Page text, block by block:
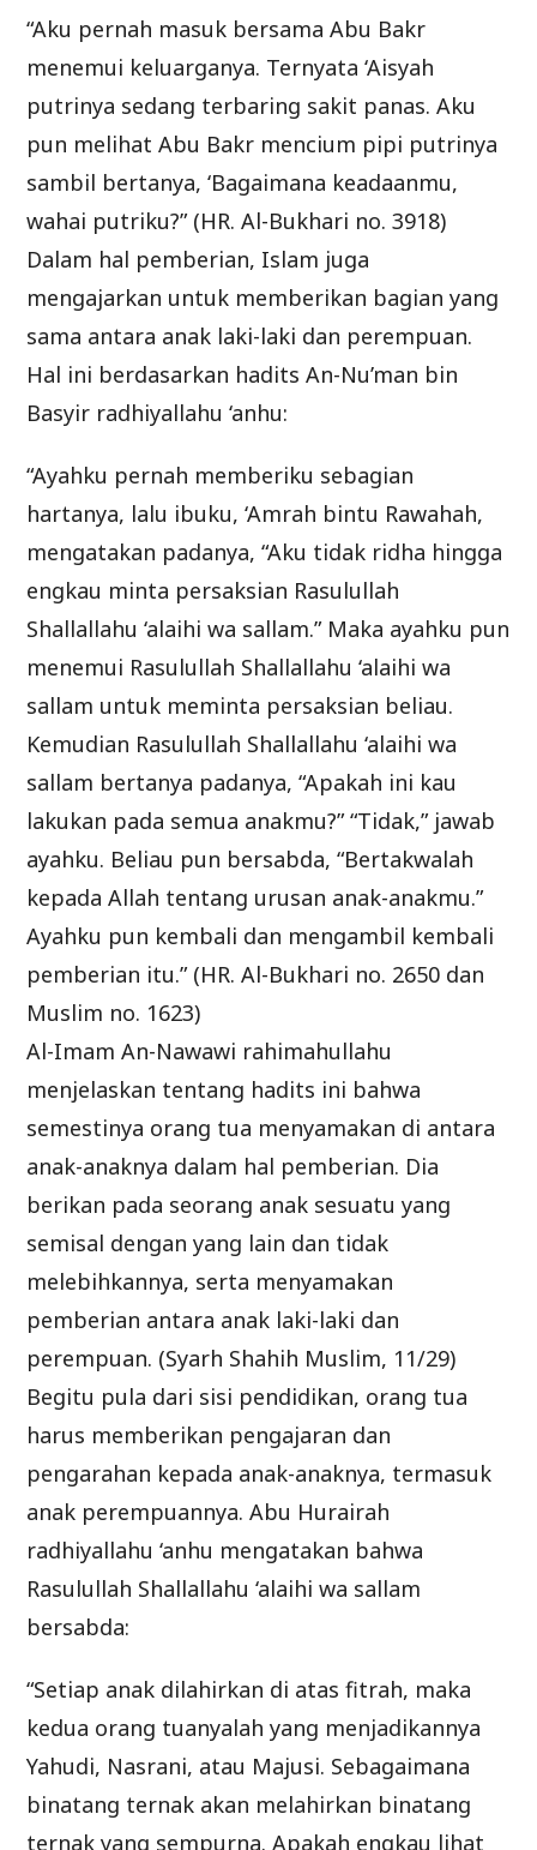
“Aku pernah masuk bersama Abu Bakr
menemui keluarganya. Ternyata ‘Aisyah
putrinya sedang terbaring sakit panas. Aku
pun melihat Abu Bakr mencium pipi putrinya
sambil bertanya, ‘Bagaimana keadaanmu,
wahai putriku?” (HR. Al-Bukhari no. 3918)
Dalam hal pemberian, Islam juga
mengajarkan untuk memberikan bagian yang
sama antara anak laki-laki dan perempuan.
Hal ini berdasarkan hadits An-Nu’man bin
Basyir radhiyallahu ‘anhu:
“Ayahku pernah memberiku sebagian
hartanya, lalu ibuku, ‘Amrah bintu Rawahah,
mengatakan padanya, “Aku tidak ridha hingga
engkau minta persaksian Rasulullah
Shallallahu ‘alaihi wa sallam.” Maka ayahku pun
menemui Rasulullah Shallallahu ‘alaihi wa
sallam untuk meminta persaksian beliau.
Kemudian Rasulullah Shallallahu ‘alaihi wa
sallam bertanya padanya, “Apakah ini kau
lakukan pada semua anakmu?” “Tidak,” jawab
ayahku. Beliau pun bersabda, “Bertakwalah
kepada Allah tentang urusan anak-anakmu.”
Ayahku pun kembali dan mengambil kembali
pemberian itu.” (HR. Al-Bukhari no. 2650 dan
Muslim no. 1623)
Al-Imam An-Nawawi rahimahullahu
menjelaskan tentang hadits ini bahwa
semestinya orang tua menyamakan di antara
anak-anaknya dalam hal pemberian. Dia
berikan pada seorang anak sesuatu yang
semisal dengan yang lain dan tidak
melebihkannya, serta menyamakan
pemberian antara anak laki-laki dan
perempuan. (Syarh Shahih Muslim, 11/29)
Begitu pula dari sisi pendidikan, orang tua
harus memberikan pengajaran dan
pengarahan kepada anak-anaknya, termasuk
anak perempuannya. Abu Hurairah
radhiyallahu ‘anhu mengatakan bahwa
Rasulullah Shallallahu ‘alaihi wa sallam
bersabda:
“Setiap anak dilahirkan di atas fitrah, maka
kedua orang tuanyalah yang menjadikannya
Yahudi, Nasrani, atau Majusi. Sebagaimana
binatang ternak akan melahirkan binatang
ternak yang sempurna. Apakah engkau lihat